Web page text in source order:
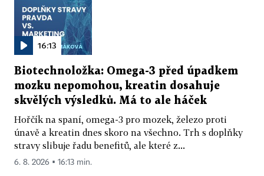
16:13
Biotechnoložka: Omega-3 před úpadkem
mozku nepomohou, kreatin dosahuje
skvělých výsledků. Má to ale háček
Hořčík na spaní, omega-3 pro mozek, železo proti
únavě a kreatin dnes skoro na všechno. Trh s doplňky
stravy slibuje řadu benefitů, ale které z...
6. 8. 2026 ▪ 16:13 min.